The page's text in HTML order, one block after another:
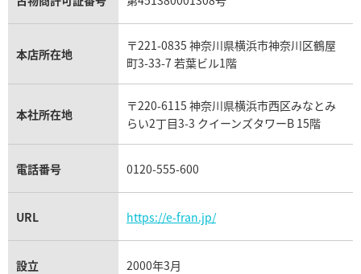
カルティエ買取
フランク ミュラー買取
リシャール・ミル買取
パネライ買取
チューダー（チュードル）買取
本店所在地
〒221-0835 神奈川県横浜市神奈川区鶴屋
町3-33-7 若葉ビル1階
本社所在地
〒220-6115 神奈川県横浜市西区みなとみ
らい2丁目3-3 クイーンズタワーB 15階
電話番号 0120-555-600
URL https://e-fran.jp/
設立 2000年3月